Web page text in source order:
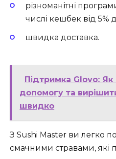
різноманітні
числі кешбек від 5%
швидка доставка.
Підтримка Glovo:
допомогу та
швидко
З Sushi Master ви легко
смачними стравами, які